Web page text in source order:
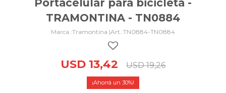
Portacelular para bicicleta -
TRAMONTINA - TN0884
Tramontina | TN0884-TN0884
USD 13,42 USD 19,26
30